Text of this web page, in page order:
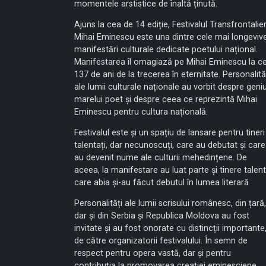
momentele arstistice de înaltă ținută.
Ajuns la cea de 14 ediție, Festivalul Transfrontalier
Mihai Eminescu este una dintre cele mai
manifestări culturale dedicate poetului național.
Manifestarea îl omagiază pe Mihai Eminescu la
137 de ani de la trecerea în eternitate.
ale lumii culturale naționale au vorbit despre geniul
marelui poet și despre ceea ce reprezintă Mihai
Eminescu pentru cultura națională.
Festivalul este și un spațiu de lansare pentru tineri
talentați, dar necunoscuți, care au debutat și care
au devenit nume ale culturii mehedințene. De
aceea, la manifestare au luat parte și tinere
care abia și-au făcut debutul în lumea literară
Personalități ale lumii scrisului românesc, din țară,
dar și din Serbia și Republica Moldova au fost
invitate și au fost onorate cu distincții importante,
de către organizatorii festivalului. În semn de
respect pentru opera vastă, dar și pentru